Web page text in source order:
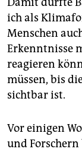
ich als
Menschen
Erkenntnisse
reagieren
müssen, bis
sichtbar ist.
Vor einigen
und